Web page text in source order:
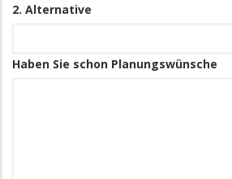
2. Alternative
Haben Sie schon Planungswünsche